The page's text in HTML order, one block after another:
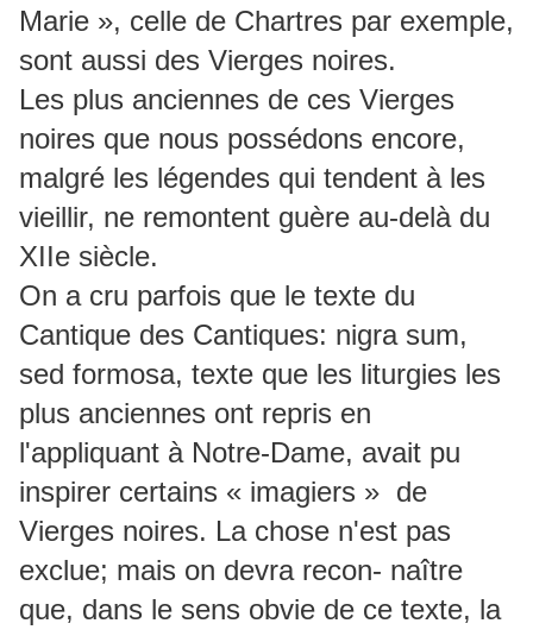
Marie », celle de Chartres par exemple,
sont aussi des Vierges noires.
Les plus anciennes de ces Vierges
noires que nous possédons encore,
malgré les légendes qui tendent à les
vieillir, ne remontent guère au-delà du
XIIe siècle.
On a cru parfois que le texte du
Cantique des Cantiques: nigra sum,
sed formosa, texte que les liturgies les
plus anciennes ont repris en
l'appliquant à Notre-Dame, avait pu
inspirer certains « imagiers » de
Vierges noires. La chose n'est pas
exclue; mais on devra recon- naître
que, dans le sens obvie de ce texte, la